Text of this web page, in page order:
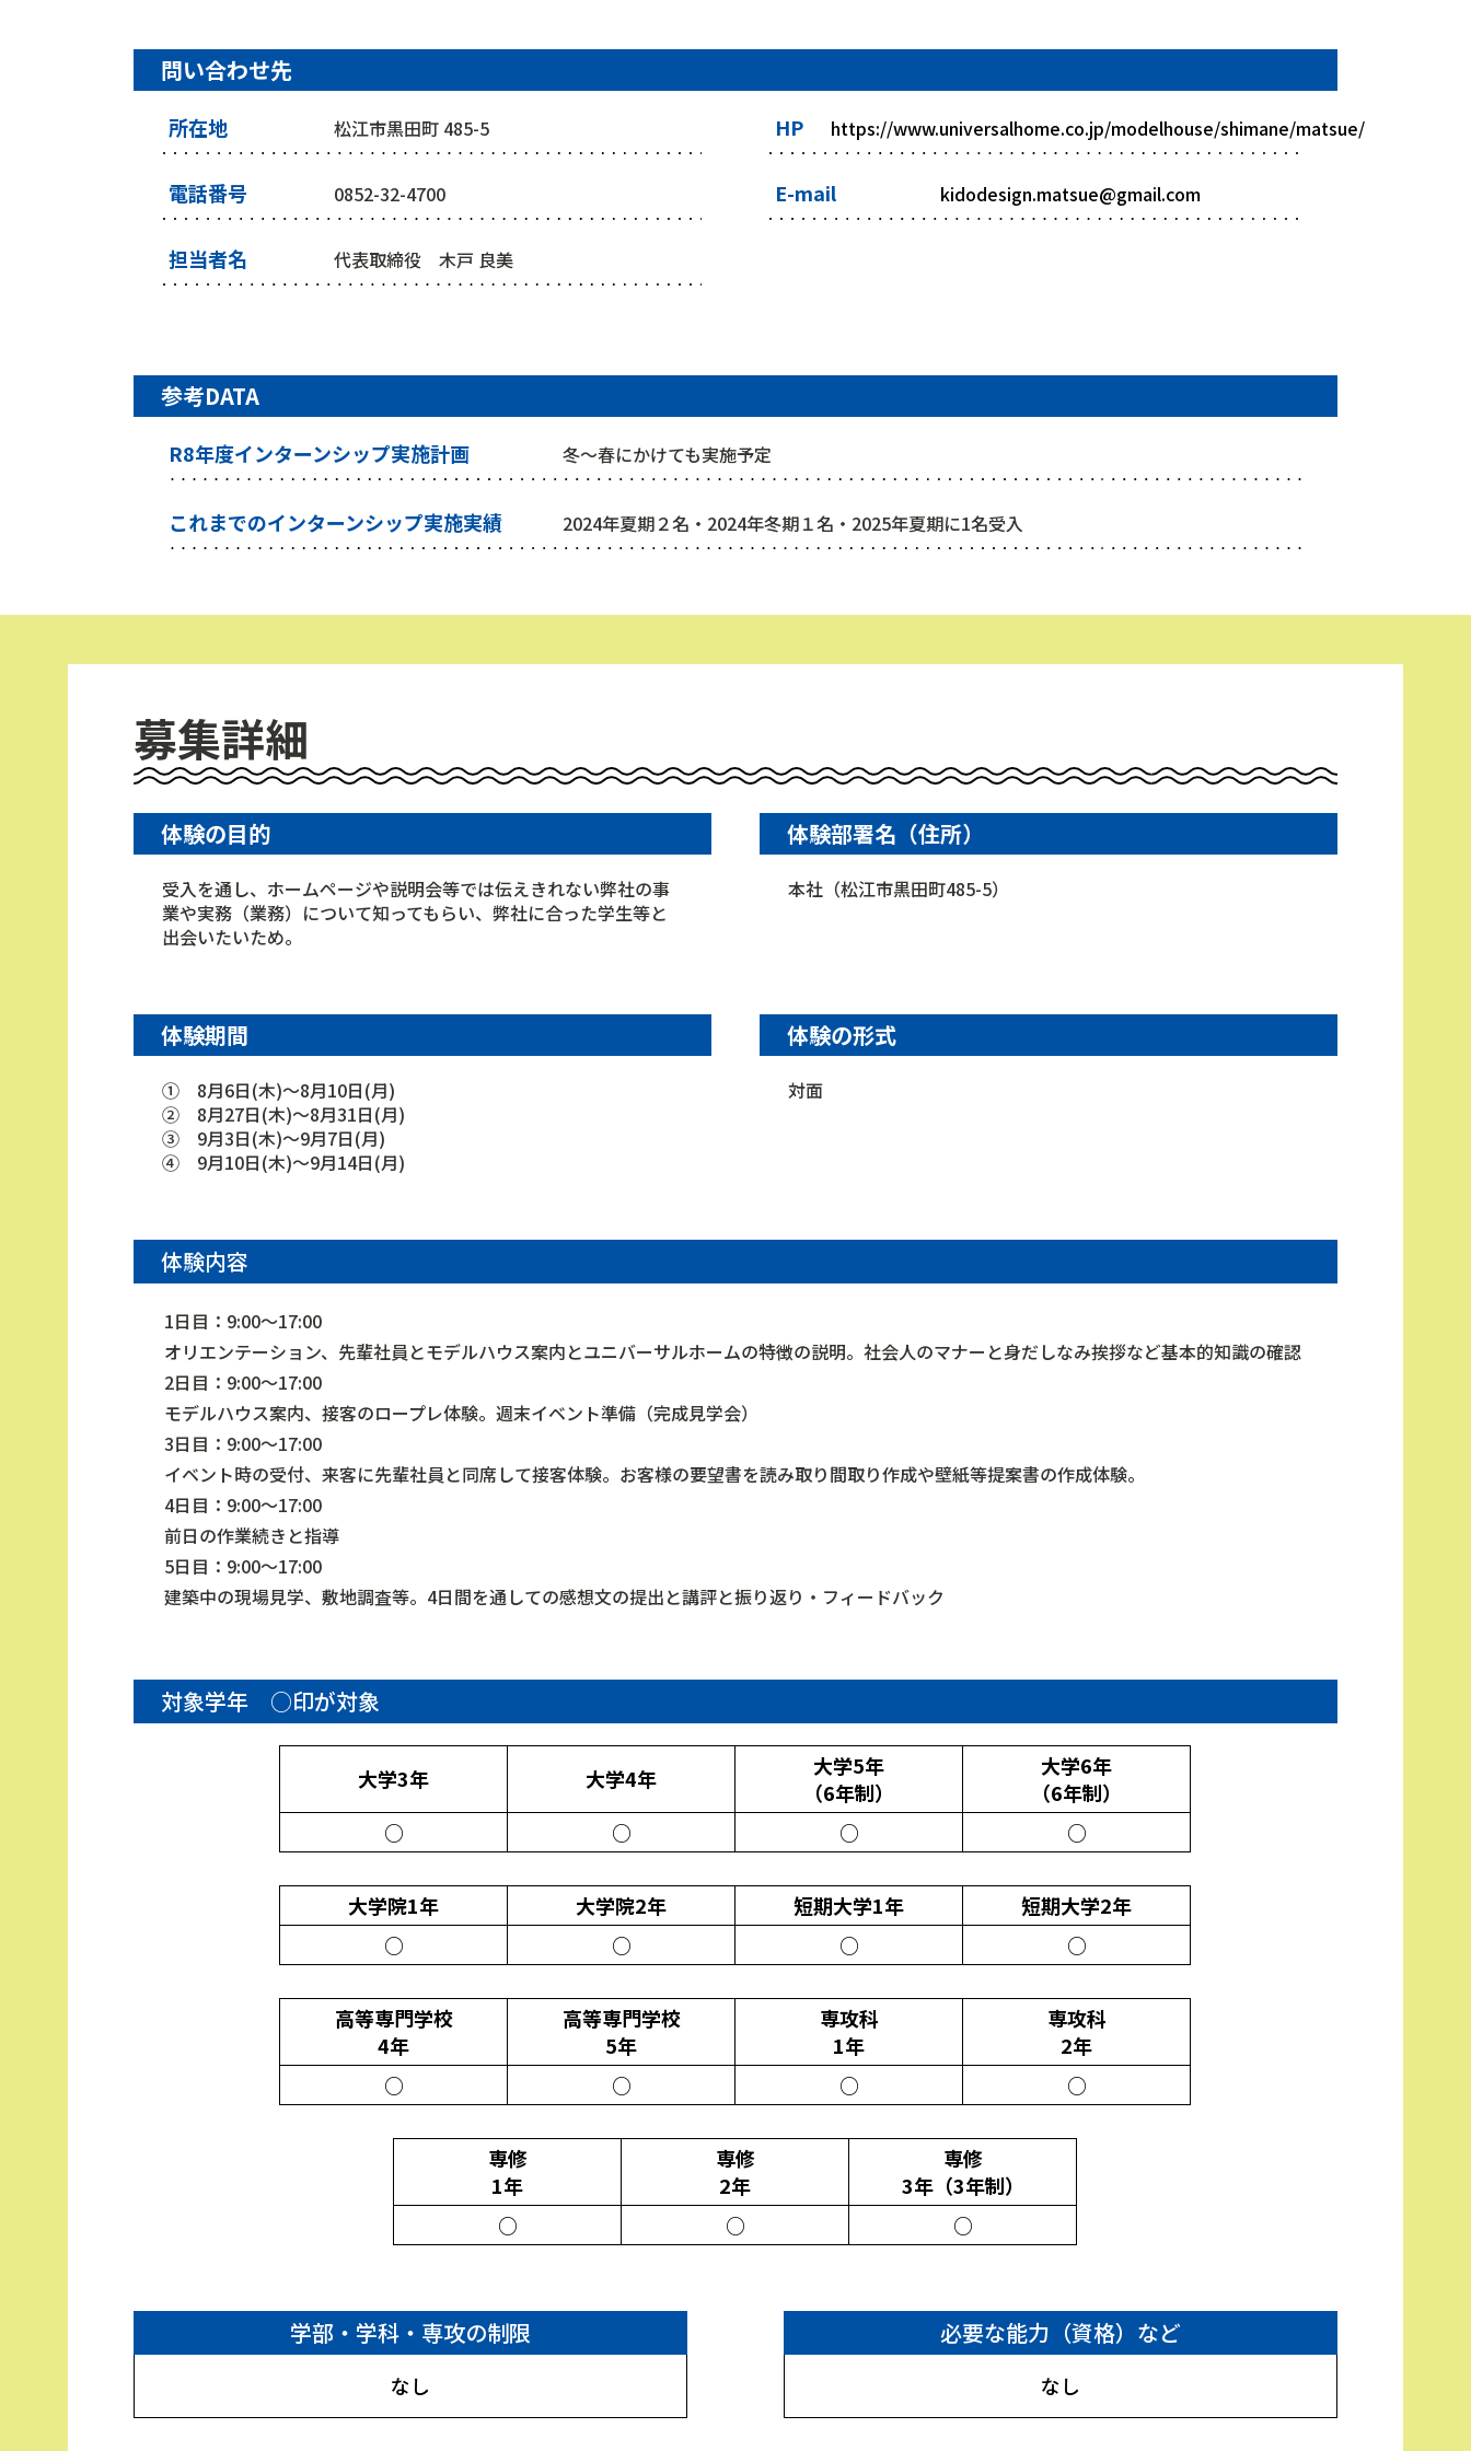
問い合わせ先
所在地 松江市黒田町 485-5
電話番号 0852-32-4700
担当者名 代表取締役 木戸 良美
HP https://www.universalhome.co.jp/modelhouse/shimane/matsue/
E-mail kidodesign.matsue@gmail.com
参考DATA
R8年度インターンシップ実施計画 冬～春にかけても実施予定
これまでのインターンシップ実施実績 2024年夏期２名・2024年冬期１名・2025年夏期に1名受入
募集詳細
体験の目的
受入を通し、ホームページや説明会等では伝えきれない弊社の事
業や実務（業務）について知ってもらい、弊社に合った学生等と
出会いたいため。
体験部署名（住所）
本社（松江市黒田町485-5）
体験期間
① 8月6日(木)～8月10日(月)
② 8月27日(木)～8月31日(月)
③ 9月3日(木)～9月7日(月)
④ 9月10日(木)～9月14日(月)
体験の形式
対面
体験内容
1日目：9:00～17:00
オリエンテーション、先輩社員とモデルハウス案内とユニバーサルホームの特徴の説明。社会人のマナーと身だしなみ挨拶など基本的知識の確認
2日目：9:00～17:00
モデルハウス案内、接客のロープレ体験。週末イベント準備（完成見学会）
3日目：9:00～17:00
イベント時の受付、来客に先輩社員と同席して接客体験。お客様の要望書を読み取り間取り作成や壁紙等提案書の作成体験。
4日目：9:00～17:00
前日の作業続きと指導
5日目：9:00～17:00
建築中の現場見学、敷地調査等。4日間を通しての感想文の提出と講評と振り返り・フィードバック
対象学年 ○印が対象
大学3年
○
大学4年
○
大学5年
（6年制）
○
大学6年
（6年制）
○
大学院1年
○
大学院2年
○
短期大学1年
○
短期大学2年
○
高等専門学校
4年
○
高等専門学校
5年
○
専攻科
1年
○
専攻科
2年
○
専修
1年
○
専修
2年
○
専修
3年（3年制）
○
学部・学科・専攻の制限
なし
必要な能力（資格）など
なし